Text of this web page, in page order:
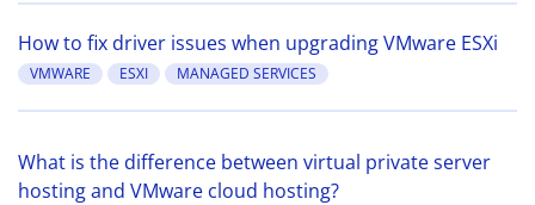
How to fix driver issues when upgrading VMware ESXi
VMWARE ESXI MANAGED SERVICES
What is the difference between virtual private server
hosting and VMware cloud hosting?